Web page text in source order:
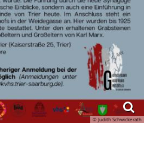
© Judith Schwickerath